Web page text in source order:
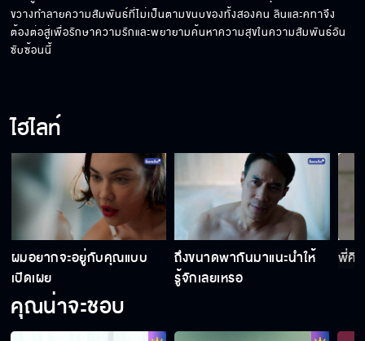
จบได้ก็ดี
วันนี้เขาบอกชอบฉัน
ผมพร้อมเป็นเหยื่อของพี่ครับ
ขวางทำลายความสัมพันธ์ที่ไม่เป็นตามขนบของทั้งสองคน ลินและคทาจึง
ต้องต่อสู่เพื่อรักษาความรักและพยายามค้นหาความสุขในความสัมพันธ์อัน
ซับซ้อนนี้
ไฮไลท์
ผมอยากจะอยู่กับคุณแบบ
เปิดเผย
ถึงขนาดพากันมาแนะนําให้
รู้จักเลยเหรอ
พี่คิด
คุณน่าจะชอบ